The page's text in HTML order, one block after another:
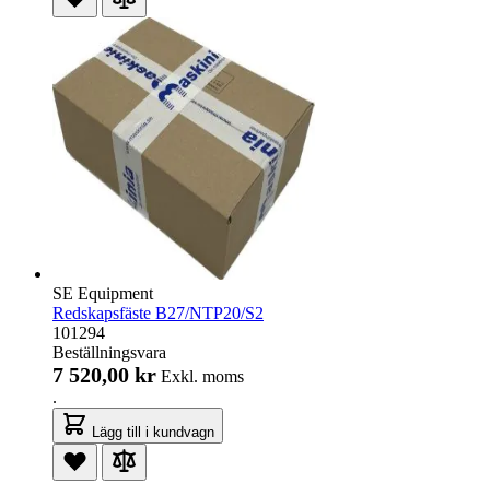
SE Equipment
Redskapsfäste B27/NTP20/S2
101294
Beställningsvara
7 520,00 kr Exkl. moms
.
Lägg till i kundvagn